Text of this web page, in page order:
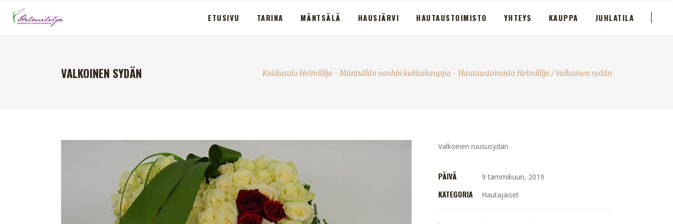
ETUSIVU TARINA MÄNTSÄLÄ HAUSJÄRVI HAUTAUSTOIMISTO YHTEYS KAUPPA JUHLATILA
VALKOINEN SYDÄN Kukkatalo Helmililja - Mäntsälän vanhin kukkakauppa - Hautaustoimisto Helmililja /Valkoinen sydän
Valkoinen ruususydän
PÄIVÄ 9 tammikuun, 2019
KATEGORIA Hautajaiset